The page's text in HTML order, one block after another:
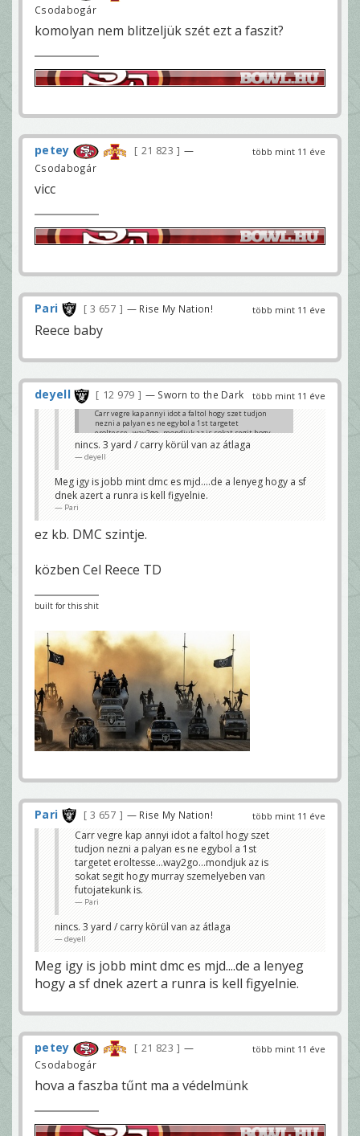
Csodabogár
komolyan nem blitzeljük szét ezt a faszit?
több mint 11 éve
petey 21 823
—
Csodabogár
vicc
több mint 11 éve
Pari 3 657 — Rise My Nation!
Reece baby
több mint 11 éve
deyell 12 979 — Sworn to the Dark
Carr vegre kap annyi idot a faltol hogy szet tudjon
nezni a palyan es ne egybol a 1st targetet
eroltesse...way2go...mondjuk az is sokat segit hogy
murray szemelyeben van futojatekunk is.
nincs. 3 yard / carry körül van az átlaga
deyell
Meg igy is jobb mint dmc es mjd....de a lenyeg hogy a sf
dnek azert a runra is kell figyelnie.
Pari
ez kb. DMC szintje.
közben Cel Reece TD
built for this shit
több mint 11 éve
Pari 3 657 — Rise My Nation!
Carr vegre kap annyi idot a faltol hogy szet
tudjon nezni a palyan es ne egybol a 1st
targetet eroltesse...way2go...mondjuk az is
sokat segit hogy murray szemelyeben van
futojatekunk is.
Pari
nincs. 3 yard / carry körül van az átlaga
deyell
Meg igy is jobb mint dmc es mjd....de a lenyeg
hogy a sf dnek azert a runra is kell figyelnie.
több mint 11 éve
petey 21 823
—
Csodabogár
hova a faszba tűnt ma a védelmünk